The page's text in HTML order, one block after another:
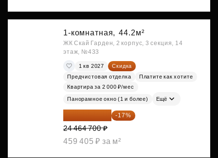
1-комнатная, 44.2м²
ЖК Скай Гарден, 2 корпус, 3 секция, 14
этаж, №433
1 кв 2027
Скидка
Предчистовая отделка
Платите как хотите
Квартира за 2 000 ₽/мес
Панорамное окно (1 и более) Ещё
20 305 701 ₽ -17%
24 464 700 ₽
459 405 ₽ за м²